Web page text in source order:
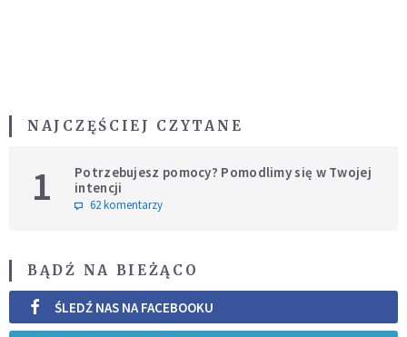
NAJCZĘŚCIEJ CZYTANE
1
Potrzebujesz pomocy? Pomodlimy się w Twojej
intencji
62 komentarzy
BĄDŹ NA BIEŻĄCO
ŚLEDŹ NAS NA FACEBOOKU